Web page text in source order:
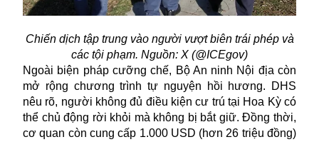
Chiến dịch tập trung vào người vượt biên trái phép và
các tội phạm. Nguồn: X (@ICEgov)
Ngoài biện pháp cưỡng chế, Bộ An ninh Nội địa còn
mở rộng chương trình tự nguyện hồi hương. DHS
nêu rõ, người không đủ điều kiện cư trú tại Hoa Kỳ có
thể chủ động rời khỏi mà không bị bắt giữ. Đồng thời,
cơ quan còn cung cấp 1.000 USD (hơn 26 triệu đồng)